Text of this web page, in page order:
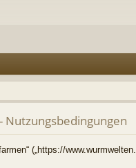
(„https://